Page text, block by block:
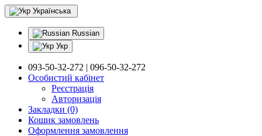
Українська
Russian
Укр
093-50-32-272 | 096-50-32-272
Особистий кабінет
Реєстрація
Авторизація
Закладки (0)
Кошик замовлень
Оформлення замовлення